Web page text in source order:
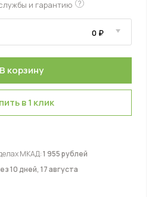
и гарантию ?
в 1 клик
МКАД:1 955 рублей
10 дней, 17 августа